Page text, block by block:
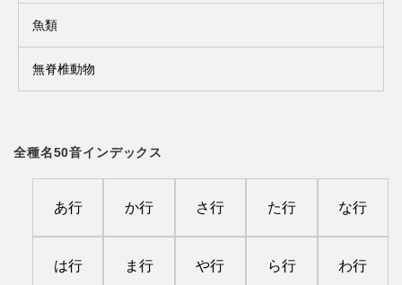
魚類
無脊椎動物
全種名50音インデックス
あ行 か行 さ行 た行 な行
は行 ま行 や行 ら行 わ行